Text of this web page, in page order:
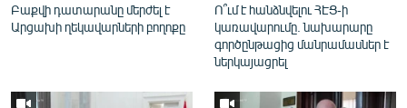
Բաքվի դատարանը մերժել է
Արցախի ղեկավարների բողոքը
Ո՞ւմ է հանձնվելու ՀԷՑ-ի
կառավարումը. նախարարը
գործընթացից մանրամասներ է
ներկայացրել